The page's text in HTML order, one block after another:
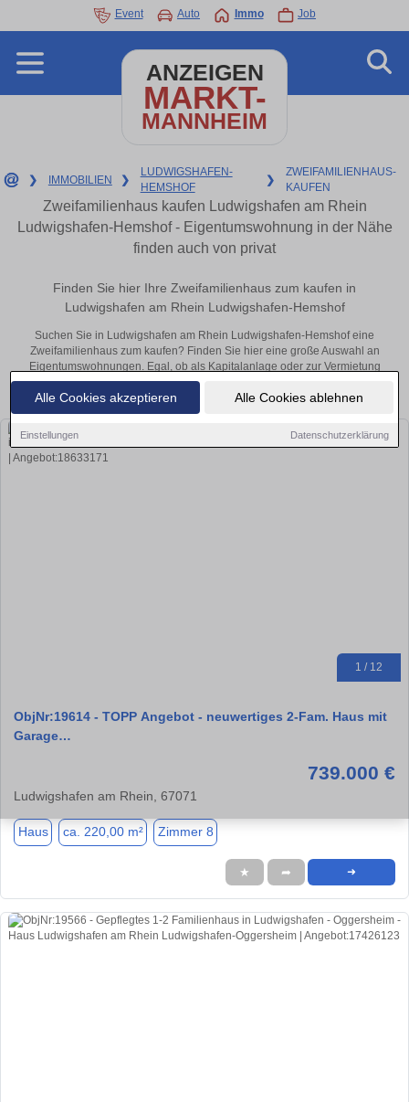
Alle Cookies akzeptieren Alle Cookies ablehnen
Einstellungen Datenschutzerklärung
Event Auto Immo Job
ANZEIGEN
MARKT-
MANNHEIM
❯ IMMOBILIEN ❯
LUDWIGSHAFEN-
HEMSHOF
❯
ZWEIFAMILIENHAUS-
KAUFEN
Zweifamilienhaus kaufen Ludwigshafen am Rhein
Ludwigshafen-Hemshof - Eigentumswohnung in der Nähe
finden auch von privat
Finden Sie hier Ihre Zweifamilienhaus zum kaufen in
Ludwigshafen am Rhein Ludwigshafen-Hemshof
Suchen Sie in Ludwigshafen am Rhein Ludwigshafen-Hemshof eine
Zweifamilienhaus zum kaufen? Finden Sie hier eine große Auswahl an
Eigentumswohnungen. Egal, ob als Kapitalanlage oder zur Vermietung
– hier finden Sie Ihre Immobilie in Ludwigshafen am Rhein
Ludwigshafen-Hemshof oder in der Nähe.
1 / 12
ObjNr:19614 - TOPP Angebot - neuwertiges 2-Fam. Haus mit
Garage…
739.000 €
Ludwigshafen am Rhein, 67071
Haus ca. 220,00 m² Zimmer 8
★ ➦ ➜